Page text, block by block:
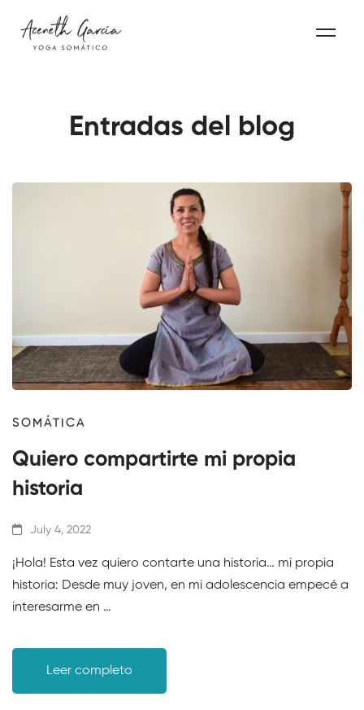
Entradas del blog
SOMÁTICA
Quiero compartirte mi propia
historia
July 4, 2022
¡Hola! Esta vez quiero contarte una historia… mi propia
historia: Desde muy joven, en mi adolescencia empecé a
interesarme en …
Leer completo